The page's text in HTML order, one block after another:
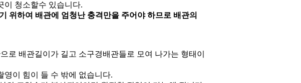
이 청소할수 있습니다.
위하여 배관에 엄청난 충격만을 주어야 하므로 배관의
로 배관길이가 길고 소구경배관들로 모여 나가는 형태이
영이 힘이 들 수 밖에 없습니다.